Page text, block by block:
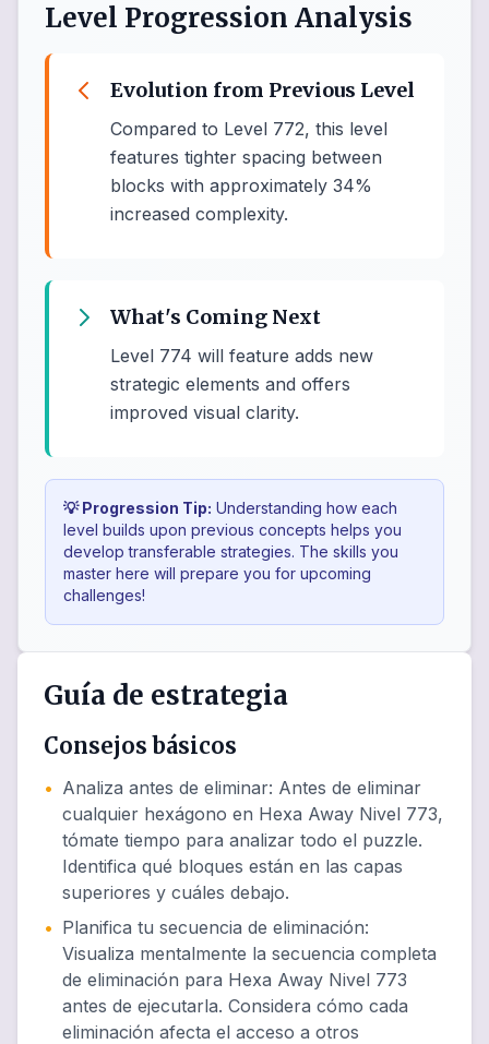
Level Progression Analysis
Evolution from Previous Level
Compared to Level 772, this level
features tighter spacing between
blocks with approximately 34%
increased complexity.
What's Coming Next
Level 774 will feature adds new
strategic elements and offers
improved visual clarity.
💡 Progression Tip: Understanding how each
level builds upon previous concepts helps you
develop transferable strategies. The skills you
master here will prepare you for upcoming
challenges!
Guía de estrategia
Consejos básicos
• Analiza antes de eliminar: Antes de eliminar
cualquier hexágono en Hexa Away Nivel 773,
tómate tiempo para analizar todo el puzzle.
Identifica qué bloques están en las capas
superiores y cuáles debajo.
• Planifica tu secuencia de eliminación:
Visualiza mentalmente la secuencia completa
de eliminación para Hexa Away Nivel 773
antes de ejecutarla. Considera cómo cada
eliminación afecta el acceso a otros